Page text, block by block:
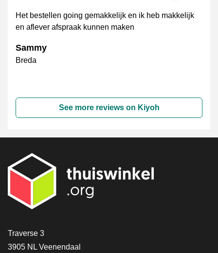
Het bestellen going gemakkelijk en ik heb makkelijk
en aflever afspraak kunnen maken
Sammy
Breda
See more reviews on Kiyoh
Contact
Traverse 3
3905 NL Veenendaal